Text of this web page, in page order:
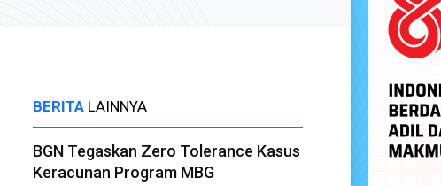
BERITA LAINNYA
BGN Tegaskan Zero Tolerance Kasus
Keracunan Program MBG